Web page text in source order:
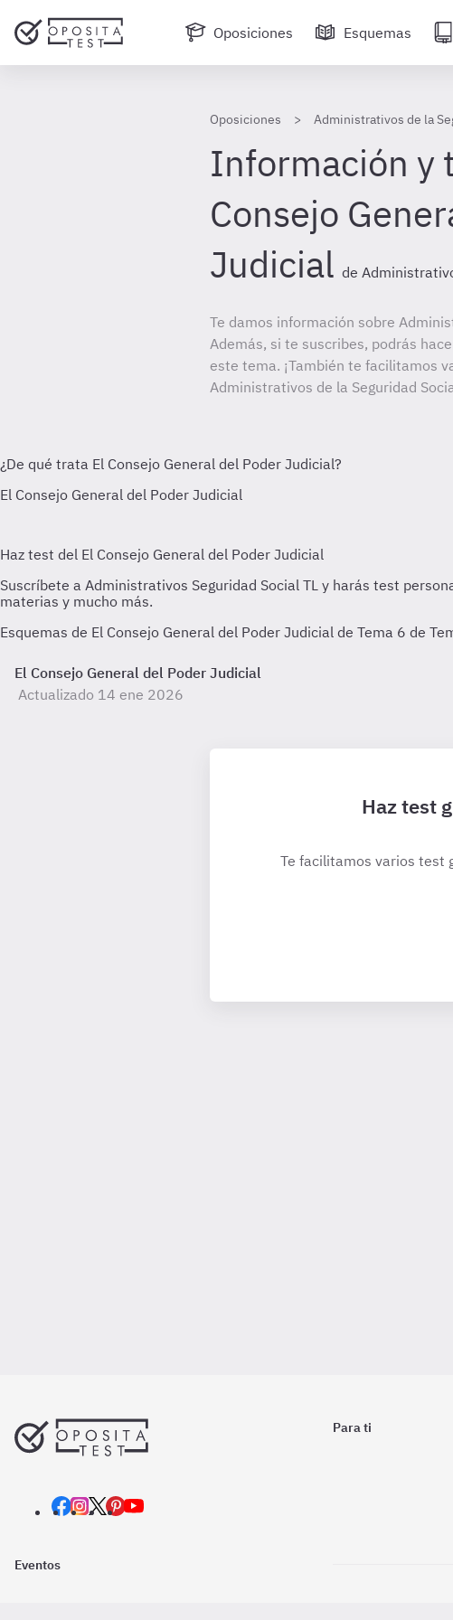
Oposiciones Esquemas
Oposiciones Administrativos de la
Información y
Consejo
Judicial de
Te damos información sobre
Además, si te suscribes, podrás
este tema. ¡También te facilitamos
Administrativos de la Seguridad
Esquemas de El Consejo General del Poder Judicial de Tema 6 de
El Consejo General del Poder Judicial
Actualizado 14 ene 2026
Haz test
Te facilitamos varios test
Para ti
Eventos